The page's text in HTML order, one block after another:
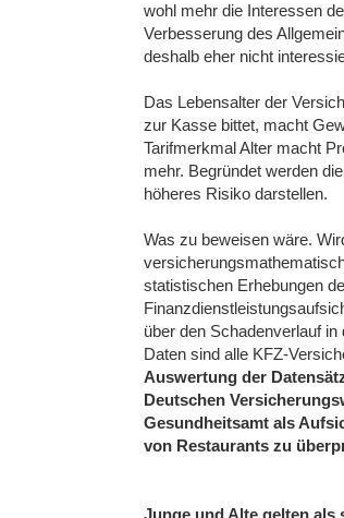
wohl mehr die Interessen
Verbesserung des
deshalb eher nicht
Das Lebensalter der
zur Kasse bittet, macht
Tarifmerkmal Alter macht
mehr. Begründet werden
höheres Risiko darstellen.
Was zu beweisen wäre.
statistischen Erhebungen
über den Schadenverlauf
Daten sind alle KFZ-
Auswertung der
Deutschen
Gesundheitsamt als
von Restaurants zu